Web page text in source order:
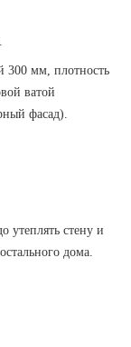
300 мм, плотность
ватой
фасад).
утеплять стену и
дома.